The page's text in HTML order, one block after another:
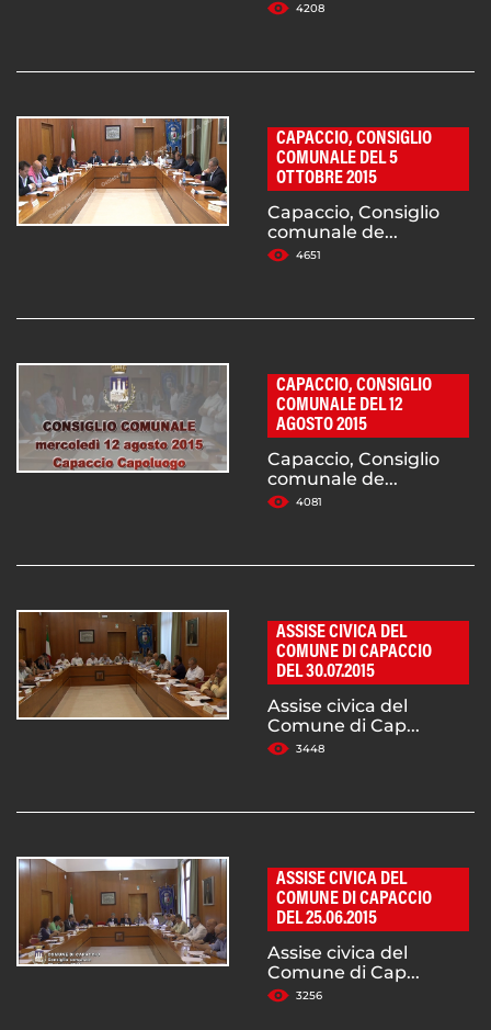
4208
CAPACCIO, CONSIGLIO
COMUNALE DEL 5
OTTOBRE 2015
Capaccio, Consiglio
comunale de...
4651
CAPACCIO, CONSIGLIO
COMUNALE DEL 12
AGOSTO 2015
Capaccio, Consiglio
comunale de...
4081
ASSISE CIVICA DEL
COMUNE DI CAPACCIO
DEL 30.07.2015
Assise civica del
Comune di Cap...
3448
ASSISE CIVICA DEL
COMUNE DI CAPACCIO
DEL 25.06.2015
Assise civica del
Comune di Cap...
3256